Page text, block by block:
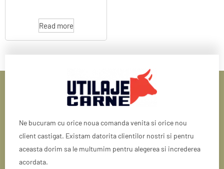
Read more
Ne bucuram cu orice noua comanda venita si orice nou
client castigat. Existam datorita clientilor nostri si pentru
aceasta dorim sa le multumim pentru alegerea si increderea
acordata.